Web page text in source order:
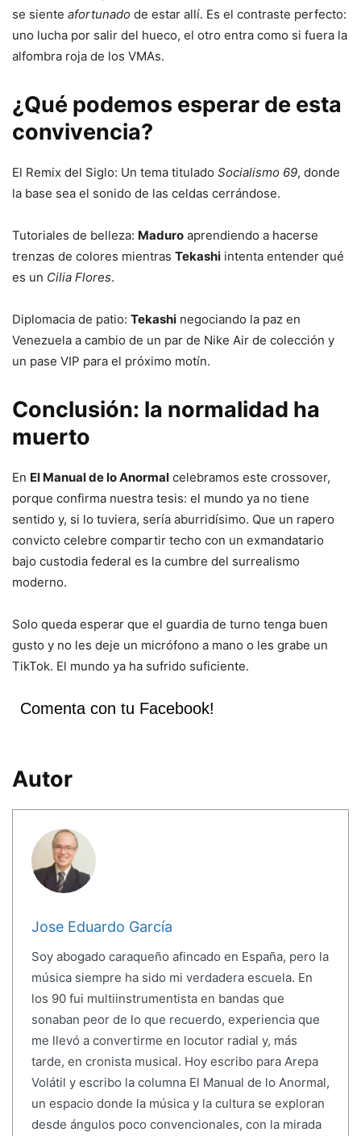
se siente afortunado de estar allí. Es el contraste perfecto:
uno lucha por salir del hueco, el otro entra como si fuera la
alfombra roja de los VMAs.
¿Qué podemos esperar de esta
convivencia?
El Remix del Siglo: Un tema titulado Socialismo 69, donde
la base sea el sonido de las celdas cerrándose.
Tutoriales de belleza: Maduro aprendiendo a hacerse
trenzas de colores mientras Tekashi intenta entender qué
es un Cilia Flores.
Diplomacia de patio: Tekashi negociando la paz en
Venezuela a cambio de un par de Nike Air de colección y
un pase VIP para el próximo motín.
Conclusión: la normalidad ha
muerto
En El Manual de lo Anormal celebramos este crossover,
porque confirma nuestra tesis: el mundo ya no tiene
sentido y, si lo tuviera, sería aburridísimo. Que un rapero
convicto celebre compartir techo con un exmandatario
bajo custodia federal es la cumbre del surrealismo
moderno.
Solo queda esperar que el guardia de turno tenga buen
gusto y no les deje un micrófono a mano o les grabe un
TikTok. El mundo ya ha sufrido suficiente.
Comenta con tu Facebook!
Autor
Jose Eduardo García
Soy abogado caraqueño afincado en España, pero la
música siempre ha sido mi verdadera escuela. En
los 90 fui multiinstrumentista en bandas que
sonaban peor de lo que recuerdo, experiencia que
me llevó a convertirme en locutor radial y, más
tarde, en cronista musical. Hoy escribo para Arepa
Volátil y escribo la columna El Manual de lo Anormal,
un espacio donde la música y la cultura se exploran
desde ángulos poco convencionales, con la mirada